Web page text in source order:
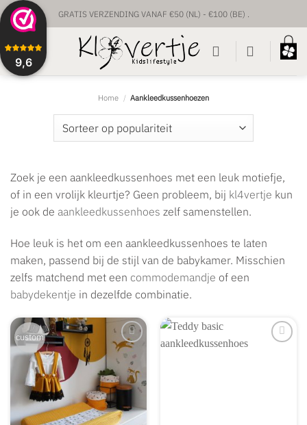
9,6
Ga
naar
inhoud
GRATIS VERZENDING VANAF €50 (NL) - €100 (BE) .
UNIEKE BABYPRODUCTEN & GEPERSONALISEERD
VOORRAAD VERZENDING BINNEN 1 TOT 2 WERKDAGEN.
CUSTUM VERZENDING BINNEN 1-2 WEKEN.
Home / Aankleedkussenhoezen
Zoek je een aankleedkussenhoes met een leuk motiefje,
of in een vrolijk kleurtje? Geen probleem, bij kl4vertje kun
je ook de aankleedkussenhoes zelf samenstellen.
Hoe leuk is het om een aankleedkussenhoes te laten
maken, passend bij de stijl van de babykamer. Misschien
zelfs matchend met een commodemandje of een
babydekentje in dezelfde combinatie.
custom